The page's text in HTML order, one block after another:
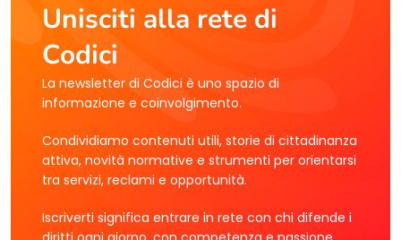
Unisciti alla rete di
Codici
La newsletter di Codici è uno spazio di
informazione e coinvolgimento.
Condividiamo contenuti utili, storie di cittadinanza
attiva, novità normative e strumenti per orientarsi
tra servizi, reclami e opportunità.
Iscriverti significa entrare in rete con chi difende i